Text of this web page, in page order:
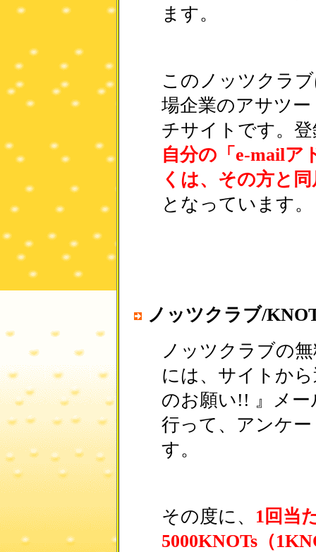
ます。
このノッツクラ
場企業のアサツ
チサイトです。
自分の「e-mailア
くは、その方と
となっています。
ノッツクラブ/
ノッツクラブの
には、サイトか
のお願い!! 』メー
行って、アンケ
す。
その度に、 1回当
5000KNOTs（